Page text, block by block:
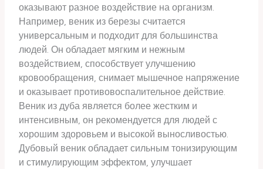
оказывают разное воздействие на организм.
Например, веник из березы считается
универсальным и подходит для большинства
людей. Он обладает мягким и нежным
воздействием, способствует улучшению
кровообращения, снимает мышечное напряжение
и оказывает противовоспалительное действие.
Веник из дуба является более жестким и
интенсивным, он рекомендуется для людей с
хорошим здоровьем и высокой выносливостью.
Дубовый веник обладает сильным тонизирующим
и стимулирующим эффектом, улучшает